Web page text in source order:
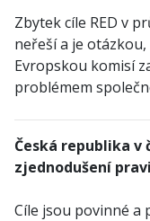
Zbytek cíle RED v
neřeší a je
Evropskou komisí
problémem
Česká republika
zjednodušení
Cíle jsou povinné